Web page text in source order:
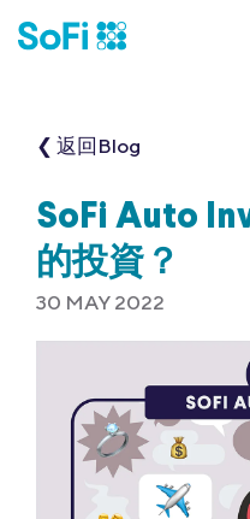
❮ 返回Blog
SoFi Auto
的投資？
30 MAY 2022